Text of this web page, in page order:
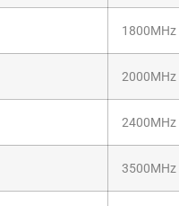
1800MHz
2000MHz
2400MHz
3500MHz